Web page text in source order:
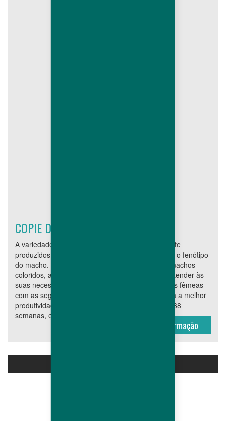
COPIE DE RECESSIVE FEMALES
A variedade recessiva permite que frangos de corte
produzidos a partir desses reprodutores possuam o fenótipo
do macho. Oferecendo uma vasta variedade de machos
coloridos, a Hubbard certamente será capaz de atender às
suas necessidades. Esta variedade apresenta dois fêmeas
com as seguintes características: JA 57 Ki: mostra a melhor
produtividade da matriz, com mais de 227 OA as 68
semanas, e permite que o frango de corte seja...
Mais Informação